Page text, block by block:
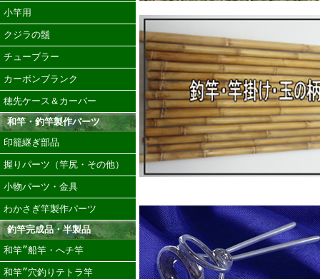
小竿用
クジラの鬚
チューブラー
カーボンブランク
穂先ケース＆カーバー
和竿・釣竿製作パーツ
印籠継ぎ部品
握りパーツ（竿尻・その他）
小物パーツ・金具
わかさぎ竿製作パーツ
釣竿完成品・半製品
和竿”船竿・へチ竿
和竿”穴釣りテトラ竿